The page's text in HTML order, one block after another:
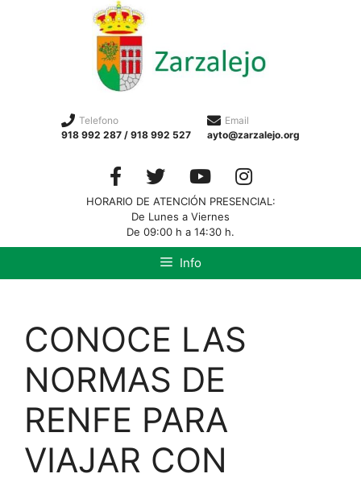
Telefono
918 992 287 / 918 992 527
Email
ayto@zarzalejo.org
HORARIO DE ATENCIÓN PRESENCIAL:
De Lunes a Viernes
De 09:00 h a 14:30 h.
Info
CONOCE LAS
NORMAS DE
RENFE PARA
VIAJAR CON